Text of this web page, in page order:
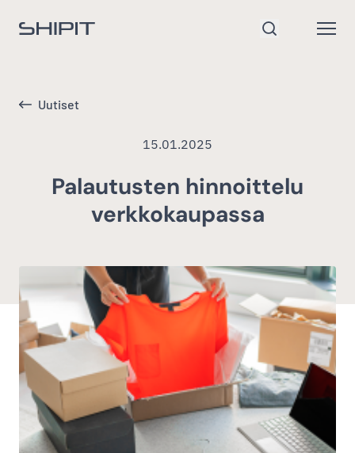
Siirry etusivulle
Uutiset
15.01.2025
Palautusten hinnoittelu
verkkokaupassa